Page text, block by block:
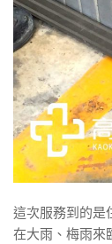
這次服務到的是
在大雨、梅雨來